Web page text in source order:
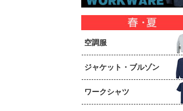
空調服
ジャケット・ブルゾン
ワークシャツ